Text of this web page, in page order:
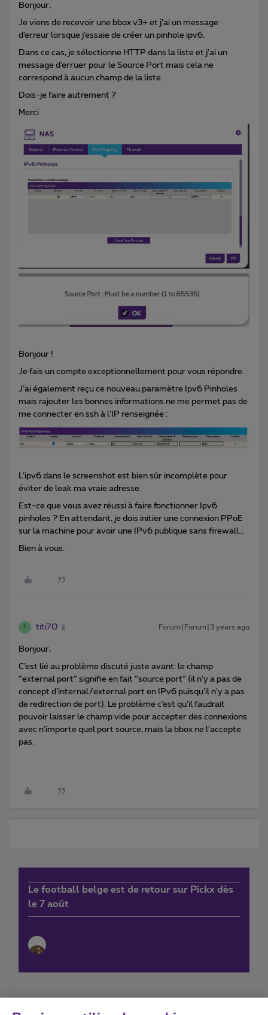
Bonjour,
Je viens de recevoir une bbox v3+ et j’ai un message
d’erreur lorsque j’essaie de créer un pinhole ipv6.
Dans ce cas, je sélectionne HTTP dans la liste et j’ai un
message d’erruer pour le Source Port mais cela ne
correspond à aucun champ de la liste.
Dois-je faire autrement ?
Merci
Bonjour !
Je fais un compte exceptionnellement pour vous répondre.
J’ai également reçu ce nouveau paramètre Ipv6 Pinholes
mais rajouter les bonnes informations ne me permet pas de
me connecter en ssh à l’IP renseignée :
L’ipv6 dans le screenshot est bien sûr incomplète pour
éviter de leak ma vraie adresse.
Est-ce que vous avez réussi à faire fonctionner Ipv6
pinholes ? En attendant, je dois initier une connexion PPoE
sur la machine pour avoir une IPv6 publique sans firewall…
Bien à vous.
titi70 Forum|Forum|3 years ago
Bonjour,
C’est lié au problème discuté juste avant: le champ
“external port” signifie en fait “source port” (il n’y a pas de
concept d’internal/external port en IPv6 puisqu’il n’y a pas
de redirection de port). Le problème c’est qu’il faudrait
pouvoir laisser le champ vide pour accepter des connexions
avec n’importe quel port source, mais la bbox ne l’accepte
pas.
Le football belge est de retour sur Pickx dès
le 7 août